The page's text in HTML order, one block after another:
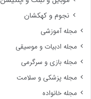
نجوم و کهکشان
مجله آموزشی
مجله ادبیات و موسیقی
مجله بازی و سرگرمی
مجله پزشکی و سلامت
مجله خانواده